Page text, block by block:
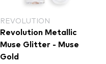
REVOLUTION
Revolution Metallic
Muse Glitter - Muse
Gold